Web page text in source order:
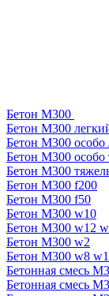
Бетон М300
Бетон М300
Бетон М300 особо
Бетон М300 особо
Бетон М300
Бетон М300 f200
Бетон М300 f50
Бетон М300 w10
Бетон М300 w12
Бетон М300 w2
Бетон М300 w8
Бетонная смесь
Бетонная смесь